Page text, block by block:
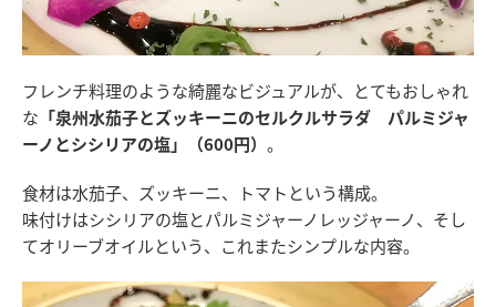
フレンチ料理のような綺麗なビジュアルが、とてもおしゃれ
な 「泉州水茄子とズッキーニのセルクルサラダ パルミジャ
ーノとシシリアの塩」（600円） 。
食材は水茄子、ズッキーニ、トマトという構成。
味付けはシシリアの塩とパルミジャーノレッジャーノ、そし
てオリーブオイルという、これまたシンプルな内容。